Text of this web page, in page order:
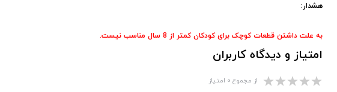
هشدار:
به علت داشتن قطعات کوچک برای کودکان کمتر از 8 سال مناسب نیست.
امتیاز و دیدگاه کاربران
از مجموع ۰ امتیاز